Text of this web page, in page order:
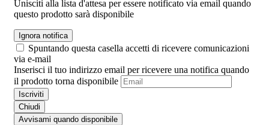
Unisciti alla lista d'attesa per essere notificato via email quando
questo prodotto sarà disponibile
Ignora notifica
Spuntando questa casella accetti di ricevere comunicazioni
via e-mail
Inserisci il tuo indirizzo email per ricevere una notifica quando
il prodotto torna disponibile
Iscriviti
Chiudi
Avvisami quando disponibile